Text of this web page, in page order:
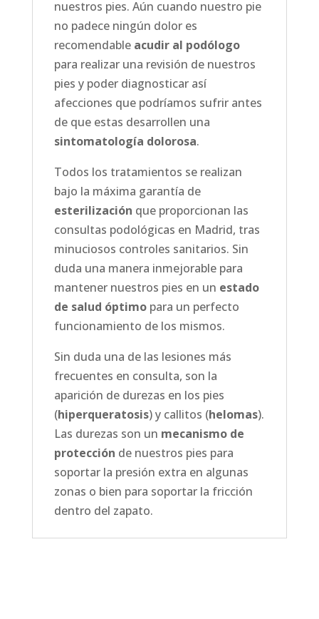
nuestros pies. Aún cuando nuestro pie
no padece ningún dolor es
recomendable acudir al podólogo
para realizar una revisión de nuestros
pies y poder diagnosticar así
afecciones que podríamos sufrir antes
de que estas desarrollen una
sintomatología dolorosa.
Todos los tratamientos se realizan
bajo la máxima garantía de
esterilización que proporcionan las
consultas podológicas en Madrid, tras
minuciosos controles sanitarios. Sin
duda una manera inmejorable para
mantener nuestros pies en un estado
de salud óptimopara un perfecto
funcionamiento de los mismos.
Sin duda una de las lesiones más
frecuentes en consulta, son la
aparición de durezas en los pies
(hiperqueratosis) y callitos (helomas).
Las durezas son un mecanismo de
protección de nuestros pies para
soportar la presión extra en algunas
zonas o bien para soportar la fricción
dentro del zapato.